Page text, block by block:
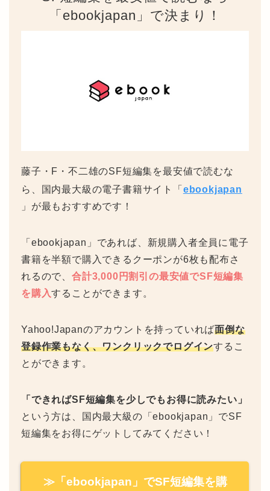
「ebookjapan」で決まり！
藤子・F・不二雄のSF短編集を最安値で読むな
ら、国内最大級の電子書籍サイト「 ebookjapan
」が最もおすすめです！
「ebookjapan」であれば、新規購入者全員に電子
書籍を半額で購入できるクーポンが6枚も配布さ
れるので、 合計3,000円割引の最安値でSF短編集
を購入することができます。
Yahoo!Japanのアカウントを持っていれば面倒な
登録作業もなく、ワンクリックでログインするこ
とができます。
「できればSF短編集を少しでもお得に読みたい」
という方は、国内最大級の「ebookjapan」でSF
短編集をお得にゲットしてみてください！
≫「ebookjapan」でSF短編集を購